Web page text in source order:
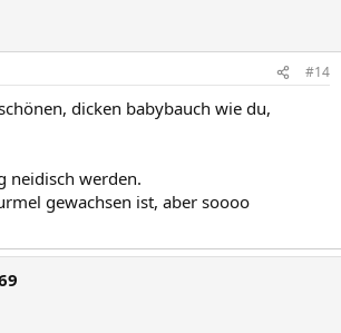
#14
dicken babybauch wie du,
neidisch werden.
gewachsen ist, aber soooo